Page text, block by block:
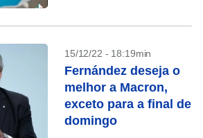
15/12/22 - 18:19min
Fernández deseja o
melhor a Macron,
exceto para a final de
domingo